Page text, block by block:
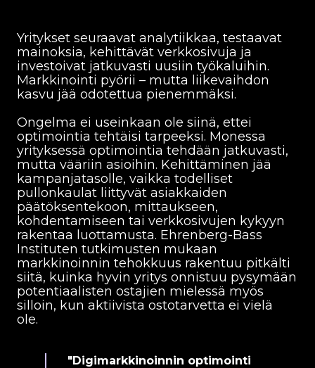
Yritykset seuraavat analytiikkaa, testaavat
mainoksia, kehittävät verkkosivuja ja
investoivat jatkuvasti uusiin työkaluihin.
Markkinointi pyörii – mutta liikevaihdon
kasvu jää odotettua pienemmäksi.
Ongelma ei useinkaan ole siinä, ettei
optimointia tehtäisi tarpeeksi. Monessa
yrityksessä optimointia tehdään jatkuvasti,
mutta vääriin asioihin. Kehittäminen jää
kampanjatasolle, vaikka todelliset
pullonkaulat liittyvät asiakkaiden
päätöksentekoon, mittaukseen,
kohdentamiseen tai verkkosivujen kykyyn
rakentaa luottamusta. Ehrenberg-Bass
Instituten tutkimusten mukaan
markkinoinnin tehokkuus rakentuu pitkälti
siitä, kuinka hyvin yritys onnistuu pysymään
potentiaalisten ostajien mielessä myös
silloin, kun aktiivista ostotarvetta ei vielä
ole.
"Digimarkkinoinnin optimointi